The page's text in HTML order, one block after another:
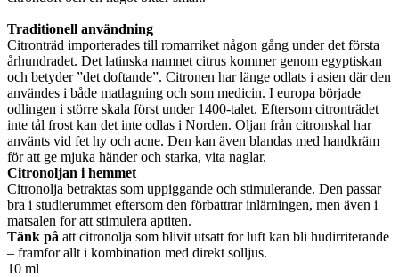
Traditionell användning
Citronträd importerades till romarriket någon gång under det första
århundradet. Det latinska namnet citrus kommer genom egyptiskan
och betyder ”det doftande”. Citronen har länge odlats i asien där den
användes i både matlagning och som medicin. I europa började
odlingen i större skala först under 1400-talet. Eftersom citronträdet
inte tål frost kan det inte odlas i Norden. Oljan från citronskal har
använts vid fet hy och acne. Den kan även blandas med handkräm
för att ge mjuka händer och starka, vita naglar.
Citronoljan i hemmet
Citronolja betraktas som uppiggande och stimulerande. Den passar
bra i studierummet eftersom den förbattrar inlärningen, men även i
matsalen for att stimulera aptiten.
Tänk på att citronolja som blivit utsatt for luft kan bli hudirriterande
– framfor allt i kombination med direkt solljus.
10 ml